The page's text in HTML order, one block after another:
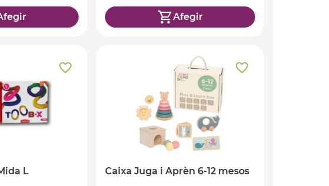
Afegir
L Caixa Juga i Aprèn 6-12 mesos